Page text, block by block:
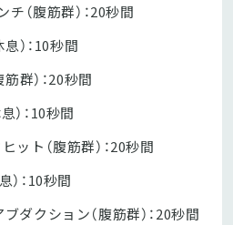
（腹筋群）：20秒間
）：10秒間
群）：20秒間
）：10秒間
ット（腹筋群）：20秒間
）：10秒間
ダクション（腹筋群）：20秒間